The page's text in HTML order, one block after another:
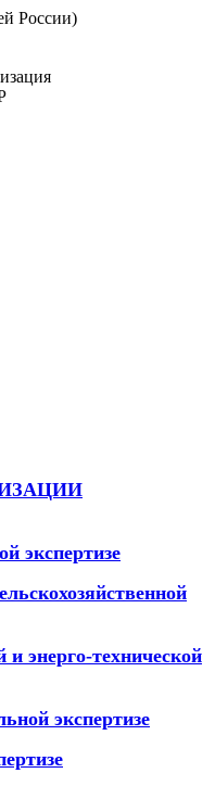
России)
экспертизе
и энерго-технической
экспертизе